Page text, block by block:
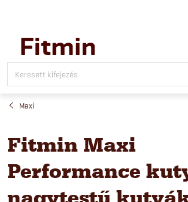
tartalomhoz
Maxi
Fitmin Maxi
Performance